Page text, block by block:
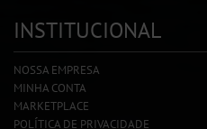
INSTITUCIONAL
NOSSA EMPRESA
MINHA CONTA
MARKETPLACE
POLÍTICA DE PRIVACIDADE